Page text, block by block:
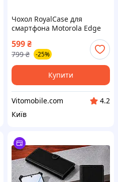
Чохол RoyalCase для
смартфона Motorola Edge
50 Fusion, Edge 50 Ultra з
преміальної шкіри, колір
Black
599₴
799 ₴ -25%
Купити
Vitomobile.com
4.2
Київ